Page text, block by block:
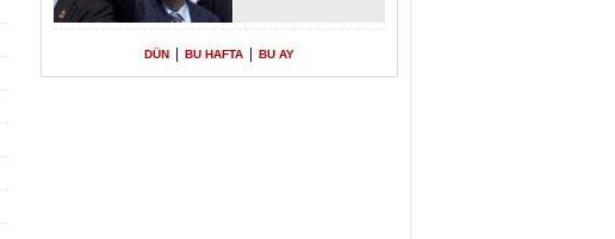
DÜN BU HAFTA BU AY